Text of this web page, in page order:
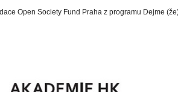
Open Society Fund Praha z programu Dejme